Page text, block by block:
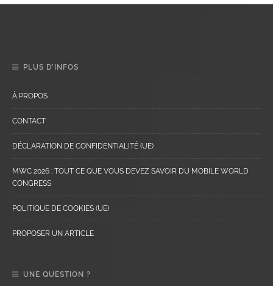
PLUS D’INFOS
À PROPOS
CONTACT
DÉCLARATION DE CONFIDENTIALITÉ (UE)
MWC 2026 : TOUT CE QUE VOUS DEVEZ SAVOIR DU MOBILE WORLD
CONGRESS
POLITIQUE DE COOKIES (UE)
PROPOSER UN ARTICLE
UNE QUESTION ?